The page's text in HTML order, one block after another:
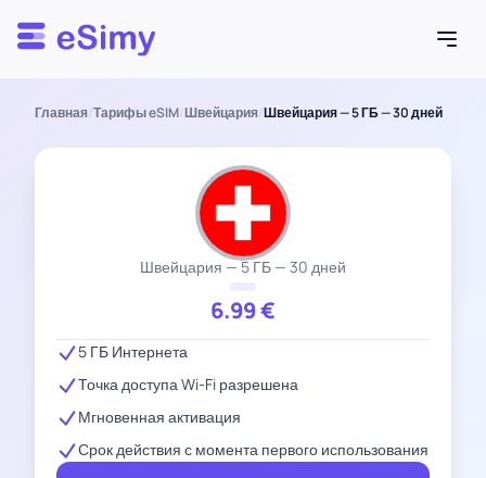
Esimy
Главная/Тарифы eSIM/Швейцария/Швейцария — 5 ГБ — 30 дней
Швейцария — 5 ГБ — 30 дней
6.99€
5 ГБ Интернета
Точка доступа Wi-Fi разрешена
Мгновенная активация
Срок действия с момента первого использования